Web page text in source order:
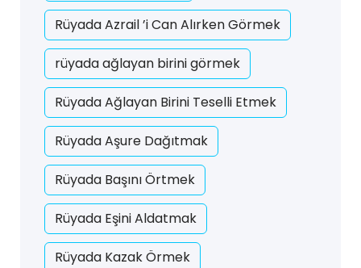
Rüyada Azrail ’i Can Alırken Görmek
rüyada ağlayan birini görmek
Rüyada Ağlayan Birini Teselli Etmek
Rüyada Aşure Dağıtmak
Rüyada Başını Örtmek
Rüyada Eşini Aldatmak
Rüyada Kazak Örmek